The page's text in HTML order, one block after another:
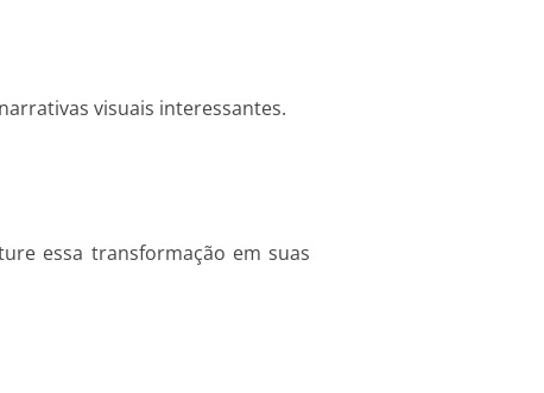
visuais interessantes.
essa transformação em suas